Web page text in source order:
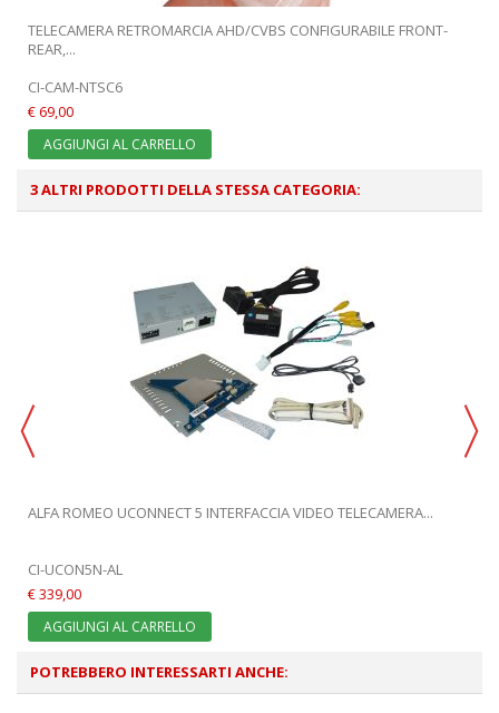
TELECAMERA RETROMARCIA AHD/CVBS CONFIGURABILE FRONT-
REAR,...
CI-CAM-NTSC6
€ 69,00
AGGIUNGI AL CARRELLO
3 ALTRI PRODOTTI DELLA STESSA CATEGORIA:
ALFA ROMEO UCONNECT 5 INTERFACCIA VIDEO TELECAMERA...
CI-UCON5N-AL
€ 339,00
AGGIUNGI AL CARRELLO
POTREBBERO INTERESSARTI ANCHE: